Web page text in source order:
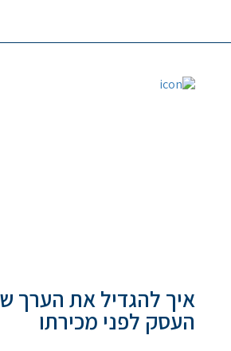
איך להגדיל את הערך
העסק לפני מכירתו